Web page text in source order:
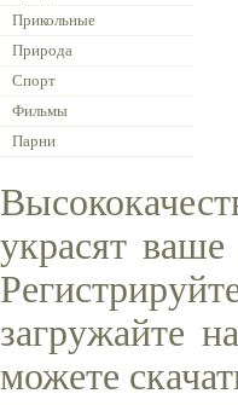
Прикольные
Природа
Спорт
Фильмы
Парни
украсят
загружайте
можете